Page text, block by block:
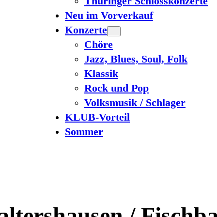
Neu im Vorverkauf
Konzerte
Chöre
Jazz, Blues, Soul, Folk
Klassik
Rock und Pop
Volksmusik / Schlager
KLUB-Vorteil
Sommer